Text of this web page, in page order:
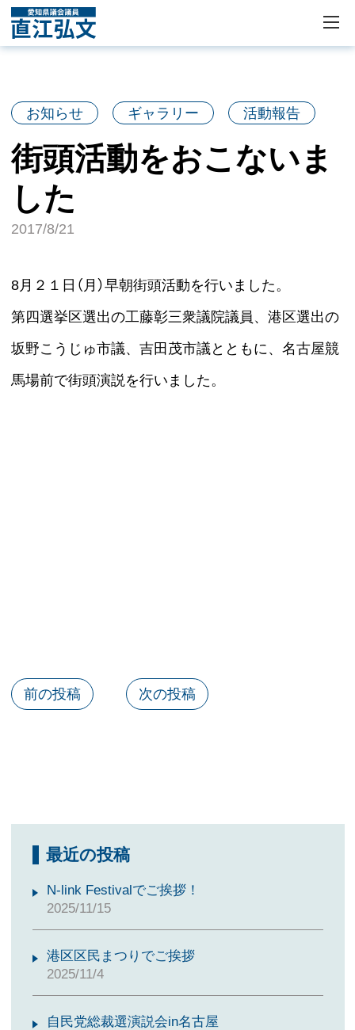
お知らせ ギャラリー 活動報告
街頭活動をおこないま
した
2017/8/21
8月２１日（月）早朝街頭活動を行いました。
第四選挙区選出の工藤彰三衆議院議員、港区選出の
坂野こうじゅ市議、吉田茂市議とともに、名古屋競
馬場前で街頭演説を行いました。
前の投稿 次の投稿
最近の投稿
N-link Festivalでご挨拶！
2025/11/15
港区区民まつりでご挨拶
2025/11/4
自民党総裁選演説会in名古屋